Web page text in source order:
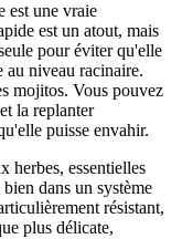
est une vraie
est un atout, mais
pour éviter qu'elle
au niveau racinaire.
mojitos. Vous pouvez
la replanter
puisse envahir.
herbes, essentielles
dans un système
résistant,
plus délicate,